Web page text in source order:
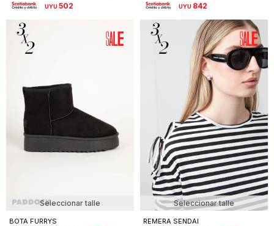
UYU502 UYU 842
Seleccionar talle
BOTA FURRYS
Seleccionar talle
REMERA SENDAI